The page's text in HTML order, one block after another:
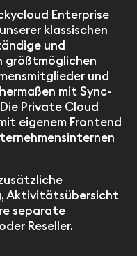
Enterprise
klassischen
und
größtmöglichen
und
mit Sync-
Private Cloud
eigenem Frontend
Aktivitätsübersicht
separate
Reseller.